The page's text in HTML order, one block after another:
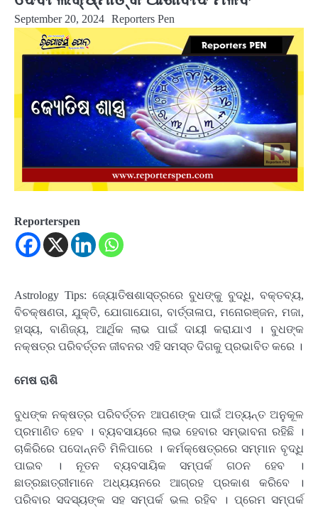
September 20, 2024 Reporters Pen
Reporterspen
Astrology Tips: ଜ୍ୟୋତିଷଶାସ୍ତ୍ରରେ ବୁଧଙ୍କୁ ବୁଦ୍ଧି, ବକ୍ତବ୍ୟ,
ବିଚକ୍ଷଣତା, ଯୁକ୍ତି, ଯୋଗାଯୋଗ, ବାର୍ତ୍ତାଳାପ, ମନୋରଞ୍ଜନ, ମଜା,
ହାସ୍ୟ, ବାଣିଜ୍ୟ, ଆର୍ଥିକ ଲାଭ ପାଇଁ ଦାୟୀ କରାଯାଏ । ବୁଧଙ୍କ
ନକ୍ଷତ୍ର ପରିବର୍ତ୍ତନ ଜୀବନର ଏହି ସମସ୍ତ ଦିଗକୁ ପ୍ରଭାବିତ କରେ ।
ମେଷ ରାଶି
ବୁଧଙ୍କ ନକ୍ଷତ୍ର ପରିବର୍ତ୍ତନ ଆପଣଙ୍କ ପାଇଁ ଅତ୍ୟନ୍ତ ଅନୁକୂଳ
ପ୍ରମାଣିତ ହେବ । ବ୍ୟବସାୟରେ ଲାଭ ହେବାର ସମ୍ଭାବନା ରହିଛି ।
ଚାକିରିରେ ପଦୋନ୍ନତି ମିଳିପାରେ । କର୍ମକ୍ଷେତ୍ରରେ ସମ୍ମାନ ବୃଦ୍ଧି
ପାଇବ । ନୂତନ ବ୍ୟବସାୟିକ ସମ୍ପର୍କ ଗଠନ ହେବ ।
ଛାତ୍ରଛାତ୍ରୀମାନେ ଅଧ୍ୟୟନରେ ଆଗ୍ରହ ପ୍ରକାଶ କରିବେ ।
ପରିବାର ସଦସ୍ୟଙ୍କ ସହ ସମ୍ପର୍କ ଭଲ ରହିବ । ପ୍ରେମ ସମ୍ପର୍କ